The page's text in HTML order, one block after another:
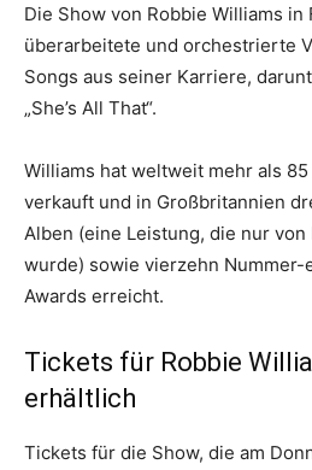
Die Show von Robbie Williams
überarbeitete und orchestrierte
Songs aus seiner Karriere,
„She’s All That“.
Williams hat weltweit mehr als
verkauft und in Großbritannien
Alben (eine Leistung, die nur
wurde) sowie vierzehn
Awards erreicht.
Tickets für Robbie
erhältlich
Tickets für die Show, die am